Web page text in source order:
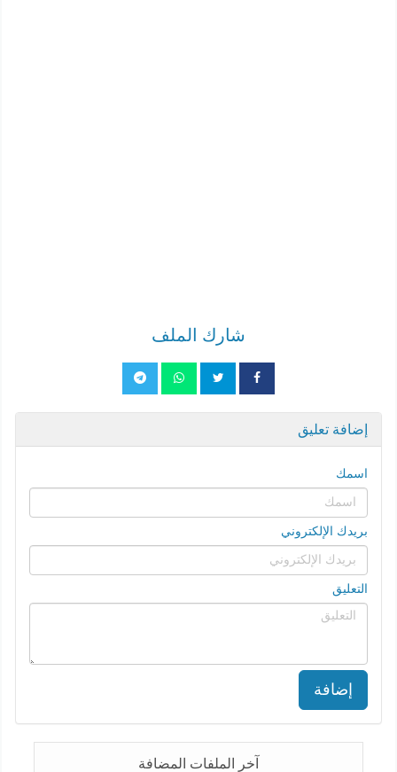
شارك الملف
إضافة تعليق
اسمك
بريدك الإلكتروني
التعليق
إضافة
آخر الملفات المضافة